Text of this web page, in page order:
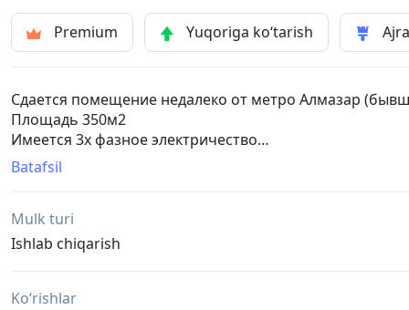
Premium Yuqoriga ko‘tarish
Сдается помещение недалеко от метро Алмазар
Площадь 350м2
Имеется 3х фазное электричество
Доступ 24/7
Риэлторские комиссионные 50% от одного месяца
Batafsil
Mulk turi
Ishlab chiqarish
Ko‘rishlar